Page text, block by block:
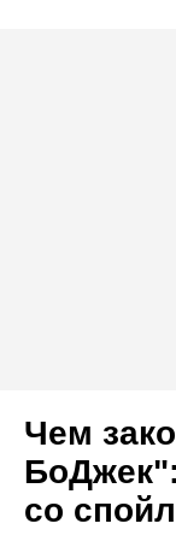
Чем
со